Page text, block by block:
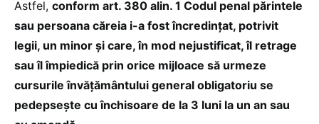
Astfel, conform art. 380 alin. 1 Codul penal părintele
sau persoana căreia i-a fost încredințat, potrivit
legii, un minor și care, în mod nejustificat, îl retrage
sau îl împiedică prin orice mijloace să urmeze
cursurile învățământului general obligatoriu se
pedepsește cu închisoare de la 3 luni la un an sau